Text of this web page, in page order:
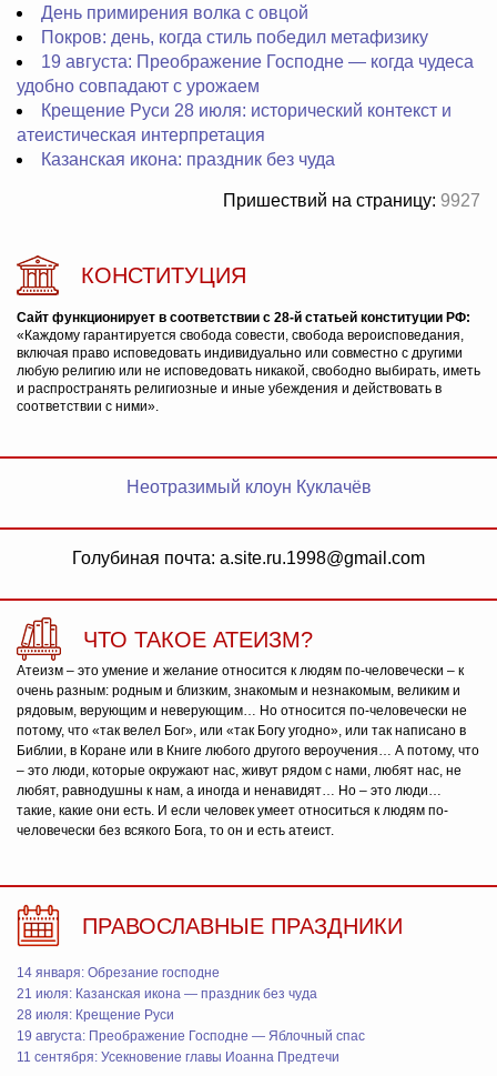
День примирения волка с овцой
Покров: день, когда стиль победил метафизику
19 августа: Преображение Господне — когда чудеса
удобно совпадают с урожаем
Крещение Руси 28 июля: исторический контекст и
атеистическая интерпретация
Казанская икона: праздник без чуда
Пришествий на страницу: 9927
КОНСТИТУЦИЯ
Сайт функционирует в соответствии с 28-й статьей конституции РФ:
«Каждому гарантируется свобода совести, свобода вероисповедания,
включая право исповедовать индивидуально или совместно с другими
любую религию или не исповедовать никакой, свободно выбирать, иметь
и распространять религиозные и иные убеждения и действовать в
соответствии с ними».
Неотразимый клоун Куклачёв
Голубиная почта: a.site.ru.1998@gmail.com
ЧТО ТАКОЕ АТЕИЗМ?
Атеизм – это умение и желание относится к людям по-человечески – к
очень разным: родным и близким, знакомым и незнакомым, великим и
рядовым, верующим и неверующим… Но относится по-человечески не
потому, что «так велел Бог», или «так Богу угодно», или так написано в
Библии, в Коране или в Книге любого другого вероучения… А потому, что
– это люди, которые окружают нас, живут рядом с нами, любят нас, не
любят, равнодушны к нам, а иногда и ненавидят… Но – это люди…
такие, какие они есть. И если человек умеет относиться к людям по-
человечески без всякого Бога, то он и есть атеист.
ПРАВОСЛАВНЫЕ ПРАЗДНИКИ
14 января: Обрезание господне
21 июля: Казанская икона — праздник без чуда
28 июля: Крещение Руси
19 августа: Преображение Господне — Яблочный спас
11 сентября: Усекновение главы Иоанна Предтечи